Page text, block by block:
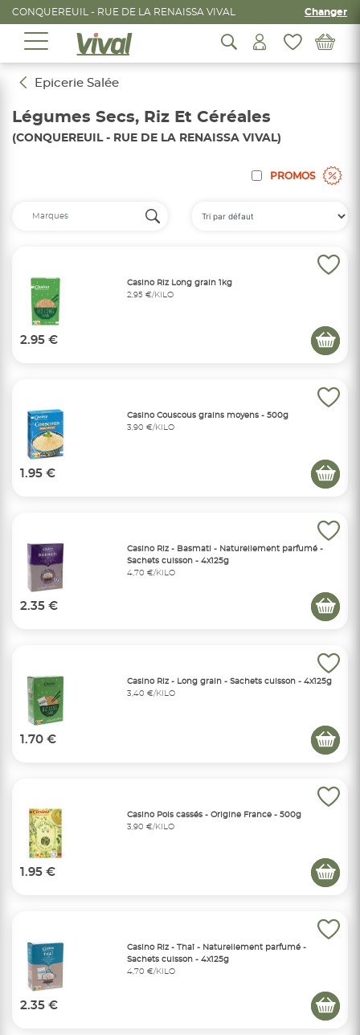
CONQUEREUIL - RUE DE LA RENAISSA VIVAL Changer
Epicerie Salée
Légumes Secs, Riz Et Céréales
(CONQUEREUIL - RUE DE LA RENAISSA VIVAL)
PROMOS
Casino Riz Long grain 1kg
2,95 €/KILO
2.95 €
Casino Couscous grains moyens - 500g
3,90 €/KILO
1.95 €
Casino Riz - Basmati - Naturellement parfumé -
Sachets cuisson - 4x125g
4,70 €/KILO
2.35 €
Casino Riz - Long grain - Sachets cuisson - 4x125g
3,40 €/KILO
1.70 €
Casino Pois cassés - Origine France - 500g
3,90 €/KILO
1.95 €
Casino Riz - Thaï - Naturellement parfumé -
Sachets cuisson - 4x125g
4,70 €/KILO
2.35 €